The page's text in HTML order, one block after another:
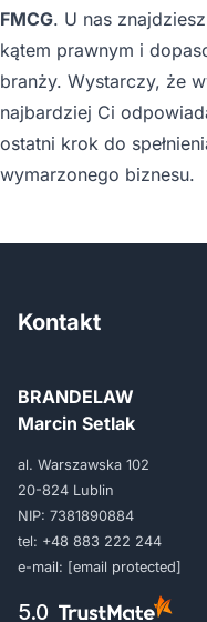
FMCG. U nas
kątem prawnym i
branży. Wystarczy, że
najbardziej Ci
ostatni krok do
wymarzonego biznesu.
Kontakt
BRANDELAW
Marcin Setlak
al. Warszawska 102
20-824 Lublin
NIP: 7381890884
tel: +48 883 222 244
e-mail: [email protected]
5.0